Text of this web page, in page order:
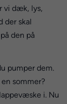
vi dæk, lys,
der skal
den på
pumper dem.
sommer?
i. Nu